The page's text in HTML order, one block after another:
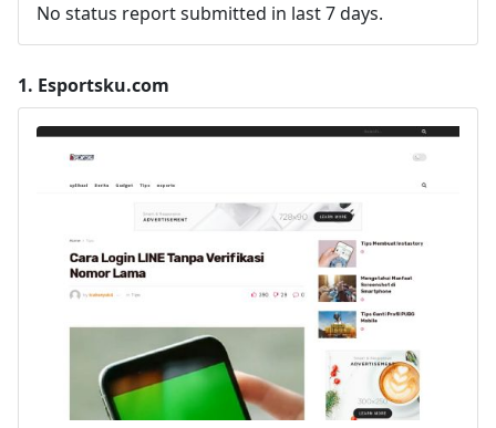
No status report submitted in last 7 days.
1. Esportsku.com